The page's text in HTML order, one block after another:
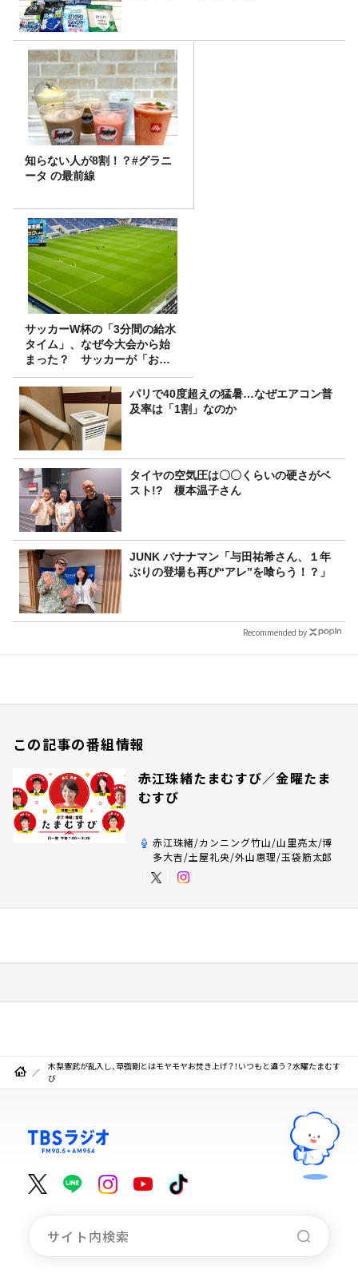
知らない人が8割！？#グラニ
ータ の最前線
サッカーW杯の「3分間の給水
タイム」、なぜ今大会から始
まった？ サッカーが「お
金」に変わる仕組み
パリで40度超えの猛暑…なぜエアコン普
及率は「1割」なのか
タイヤの空気圧は〇〇くらいの硬さがベ
スト!? 榎本温子さん
JUNK バナナマン「与田祐希さん、１年
ぶりの登場も再び“アレ”を喰らう！？」
Recommended by
この記事の番組情報
赤江珠緒たまむすび／金曜たま
むすび
赤江珠緒/カンニング竹山/山里亮太/博
多大吉/土屋礼央/外山惠理/玉袋筋太郎
木梨憲武が乱入し、草彅剛とはモヤモヤお焚き上げ？！いつもと違う？水曜たまむす
び